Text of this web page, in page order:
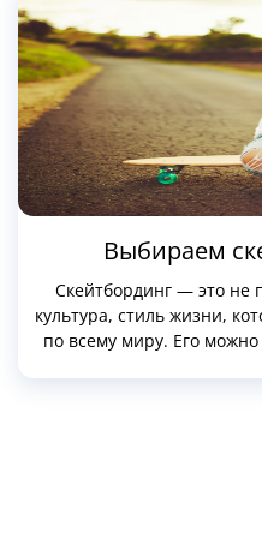
Выбираем
Скейтбординг — это не
культура, стиль жизни,
по всему миру. Его